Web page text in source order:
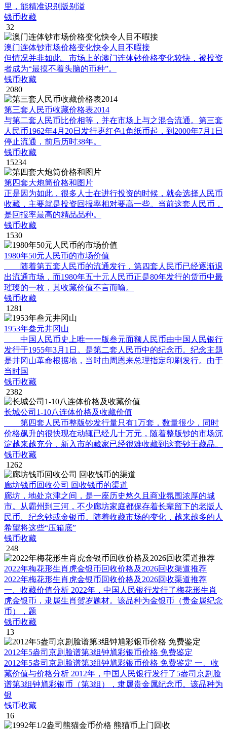
里，能精准识别版别溢
钱币收藏
32
澳门连体钞市场价格变化快令人目不暇接
但情况并非如此。市场上的澳门连体钞价格变化较快，被投资
者成为“最摸不着头脑的币种”。
钱币收藏
2080
第三套人民币收藏价格表2014
与第二套人民币比价相等，并在市场上与之混合流通。第三套
人民币1962年4月20日发行枣红色1角纸币起，到2000年7月1日
停止流通，前后历时38年。
钱币收藏
15234
第四套大炮筒价格和图片
正是因为如此，很多人士在进行投资的时候，就会选择人民币
收藏，主要就是投资回报率相对要高一些。当前这套人民币，
是回报率最高的精品品种。
钱币收藏
1530
1980年50元人民币的市场价值
随着第五套人民币的流通发行，第四套人民币已经逐渐退
出流通市场，而1980年五十元人民币正是80年发行的货币中最
璀璨的一枚，其收藏价值不言而喻。
钱币收藏
1281
1953年叁元井冈山
中国人民币史上唯一一版叁元面额人民币由中国人民银行
发行于1955年3月1日。是第二套人民币中的纪念币。纪念主题
是井冈山革命根据地，当时由周恩来总理指定印刷发行。由于
当时国
钱币收藏
2382
长城公司1-10八连体价格及收藏价值
第四套人民币整版钞发行量只有1万套，数量很少，同时
价格飙升的很快现在动辄已经几十万元，随着整版钞的市场沉
淀越来越充分，新入市的藏家已经很难收藏到这套钞王藏品。
钱币收藏
1262
廊坊钱币回收公司 回收钱币的渠道
廊坊，地处京津之间，是一座历史悠久且商业氛围浓厚的城
市。从霸州到三河，不少廊坊家庭都保存着长辈留下的老版人
民币、纪念钞或金银币。随着收藏市场的变化，越来越多的人
希望将这些“压箱底”
钱币收藏
248
2022年梅花形生肖虎金银币回收价格及2026回收渠道推荐
2022年梅花形生肖虎金银币回收价格及2026回收渠道推荐
一、收藏价值分析 2022年，中国人民银行发行了梅花形生肖
虎金银币，隶属生肖贺岁题材。该品种为金银币（贵金属纪念
币），题
钱币收藏
13
2012年5盎司京剧脸谱第3组钟馗彩银币价格 免费鉴定
2012年5盎司京剧脸谱第3组钟馗彩银币价格 免费鉴定 一、收
藏价值与价格分析 2012年，中国人民银行发行了5盎司京剧脸
谱第3组钟馗彩银币（第3组），隶属贵金属纪念币。该品种为
银
钱币收藏
16